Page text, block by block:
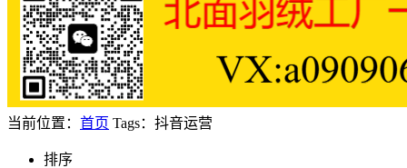
当前位置： 首页 Tags：抖音运营
排序